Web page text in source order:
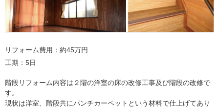
リフォーム費用
約45万円
工期
5日
階段リフォーム内容は２階の洋室の床の改修工事及び階段の改修で
す。
現状は洋室、階段共にパンチカーペットという材料で仕上げてあり